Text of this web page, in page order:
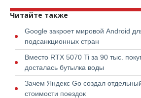
Читайте также
Google закроет мировой Android
подсанкционных стран
Вместо RTX 5070 Ti за 90 тыс.
досталась бутылка воды
Зачем Яндекс Go создал
стоимости поездок